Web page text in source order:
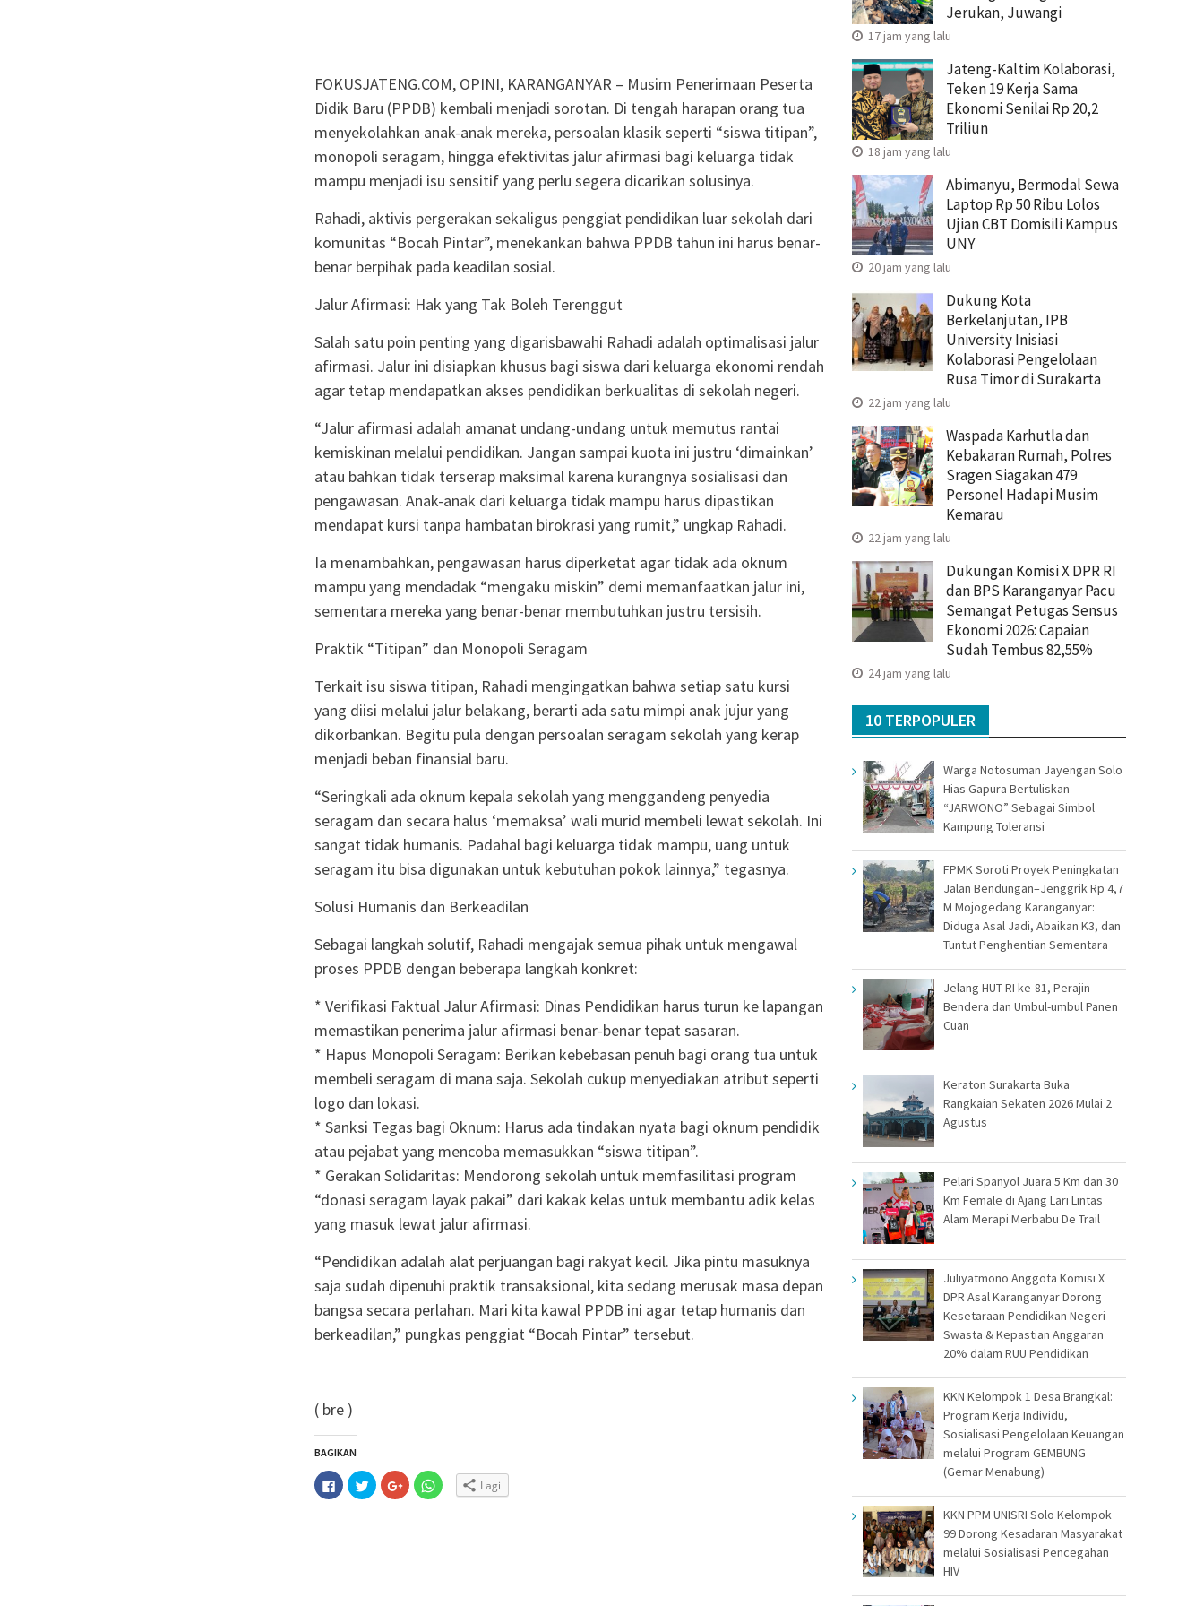
FOKUSJATENG.COM, OPINI, KARANGANYAR – Musim Penerimaan Peserta
Didik Baru (PPDB) kembali menjadi sorotan. Di tengah harapan orang tua
menyekolahkan anak-anak mereka, persoalan klasik seperti “siswa titipan”,
monopoli seragam, hingga efektivitas jalur afirmasi bagi keluarga tidak
mampu menjadi isu sensitif yang perlu segera dicarikan solusinya.
Rahadi, aktivis pergerakan sekaligus penggiat pendidikan luar sekolah dari
komunitas “Bocah Pintar”, menekankan bahwa PPDB tahun ini harus benar-
benar berpihak pada keadilan sosial.
Jalur Afirmasi: Hak yang Tak Boleh Terenggut
Salah satu poin penting yang digarisbawahi Rahadi adalah optimalisasi jalur
afirmasi. Jalur ini disiapkan khusus bagi siswa dari keluarga ekonomi rendah
agar tetap mendapatkan akses pendidikan berkualitas di sekolah negeri.
“Jalur afirmasi adalah amanat undang-undang untuk memutus rantai
kemiskinan melalui pendidikan. Jangan sampai kuota ini justru ‘dimainkan’
atau bahkan tidak terserap maksimal karena kurangnya sosialisasi dan
pengawasan. Anak-anak dari keluarga tidak mampu harus dipastikan
mendapat kursi tanpa hambatan birokrasi yang rumit,” ungkap Rahadi.
Ia menambahkan, pengawasan harus diperketat agar tidak ada oknum
mampu yang mendadak “mengaku miskin” demi memanfaatkan jalur ini,
sementara mereka yang benar-benar membutuhkan justru tersisih.
Praktik “Titipan” dan Monopoli Seragam
Terkait isu siswa titipan, Rahadi mengingatkan bahwa setiap satu kursi
yang diisi melalui jalur belakang, berarti ada satu mimpi anak jujur yang
dikorbankan. Begitu pula dengan persoalan seragam sekolah yang kerap
menjadi beban finansial baru.
“Seringkali ada oknum kepala sekolah yang menggandeng penyedia
seragam dan secara halus ‘memaksa’ wali murid membeli lewat sekolah. Ini
sangat tidak humanis. Padahal bagi keluarga tidak mampu, uang untuk
seragam itu bisa digunakan untuk kebutuhan pokok lainnya,” tegasnya.
Solusi Humanis dan Berkeadilan
Sebagai langkah solutif, Rahadi mengajak semua pihak untuk mengawal
proses PPDB dengan beberapa langkah konkret:
* Verifikasi Faktual Jalur Afirmasi: Dinas Pendidikan harus turun ke lapangan
memastikan penerima jalur afirmasi benar-benar tepat sasaran.
* Hapus Monopoli Seragam: Berikan kebebasan penuh bagi orang tua untuk
membeli seragam di mana saja. Sekolah cukup menyediakan atribut seperti
logo dan lokasi.
* Sanksi Tegas bagi Oknum: Harus ada tindakan nyata bagi oknum pendidik
atau pejabat yang mencoba memasukkan “siswa titipan”.
* Gerakan Solidaritas: Mendorong sekolah untuk memfasilitasi program
“donasi seragam layak pakai” dari kakak kelas untuk membantu adik kelas
yang masuk lewat jalur afirmasi.
“Pendidikan adalah alat perjuangan bagi rakyat kecil. Jika pintu masuknya
saja sudah dipenuhi praktik transaksional, kita sedang merusak masa depan
bangsa secara perlahan. Mari kita kawal PPDB ini agar tetap humanis dan
berkeadilan,” pungkas penggiat “Bocah Pintar” tersebut.
( bre )
BAGIKAN
Klik
untuk
membagikan
Klik
untuk
berbagi
Klik
untuk
berbagi
Klik
untuk Lagi
Jerukan, Juwangi
17 jam yang lalu
Jateng-Kaltim Kolaborasi,
Teken 19 Kerja Sama
Ekonomi Senilai Rp 20,2
Triliun
18 jam yang lalu
Abimanyu, Bermodal Sewa
Laptop Rp 50 Ribu Lolos
Ujian CBT Domisili Kampus
UNY
20 jam yang lalu
Dukung Kota
Berkelanjutan, IPB
University Inisiasi
Kolaborasi Pengelolaan
Rusa Timor di Surakarta
22 jam yang lalu
Waspada Karhutla dan
Kebakaran Rumah, Polres
Sragen Siagakan 479
Personel Hadapi Musim
Kemarau
22 jam yang lalu
Dukungan Komisi X DPR RI
dan BPS Karanganyar Pacu
Semangat Petugas Sensus
Ekonomi 2026: Capaian
Sudah Tembus 82,55%
24 jam yang lalu
10 TERPOPULER
Warga Notosuman Jayengan Solo
Hias Gapura Bertuliskan
“JARWONO” Sebagai Simbol
Kampung Toleransi
FPMK Soroti Proyek Peningkatan
Jalan Bendungan–Jenggrik Rp 4,7
M Mojogedang Karanganyar:
Diduga Asal Jadi, Abaikan K3, dan
Tuntut Penghentian Sementara
Jelang HUT RI ke-81, Perajin
Bendera dan Umbul-umbul Panen
Cuan
Keraton Surakarta Buka
Rangkaian Sekaten 2026 Mulai 2
Agustus
Pelari Spanyol Juara 5 Km dan 30
Km Female di Ajang Lari Lintas
Alam Merapi Merbabu De Trail
Juliyatmono Anggota Komisi X
DPR Asal Karanganyar Dorong
Kesetaraan Pendidikan Negeri-
Swasta & Kepastian Anggaran
20% dalam RUU Pendidikan
KKN Kelompok 1 Desa Brangkal:
Program Kerja Individu,
Sosialisasi Pengelolaan Keuangan
melalui Program GEMBUNG
(Gemar Menabung)
KKN PPM UNISRI Solo Kelompok
99 Dorong Kesadaran Masyarakat
melalui Sosialisasi Pencegahan
HIV